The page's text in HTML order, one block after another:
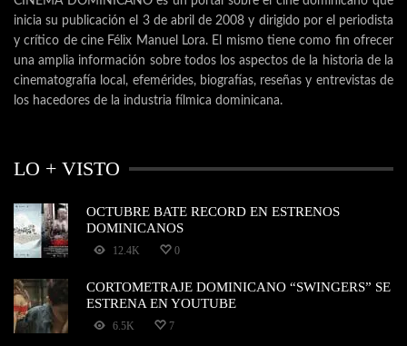
inicia su publicación el 3 de abril de 2008 y dirigido por el periodista
y crítico de cine Félix Manuel Lora. El mismo tiene como fin ofrecer
una amplia información sobre todos los aspectos de la historia de la
cinematografía local, efemérides, biografías, reseñas y entrevistas de
los hacedores de la industria fílmica dominicana.
LO + VISTO
OCTUBRE BATE RECORD EN ESTRENOS
DOMINICANOS
12.4K 0
CORTOMETRAJE DOMINICANO “SWINGERS” SE
ESTRENA EN YOUTUBE
6.5K 7